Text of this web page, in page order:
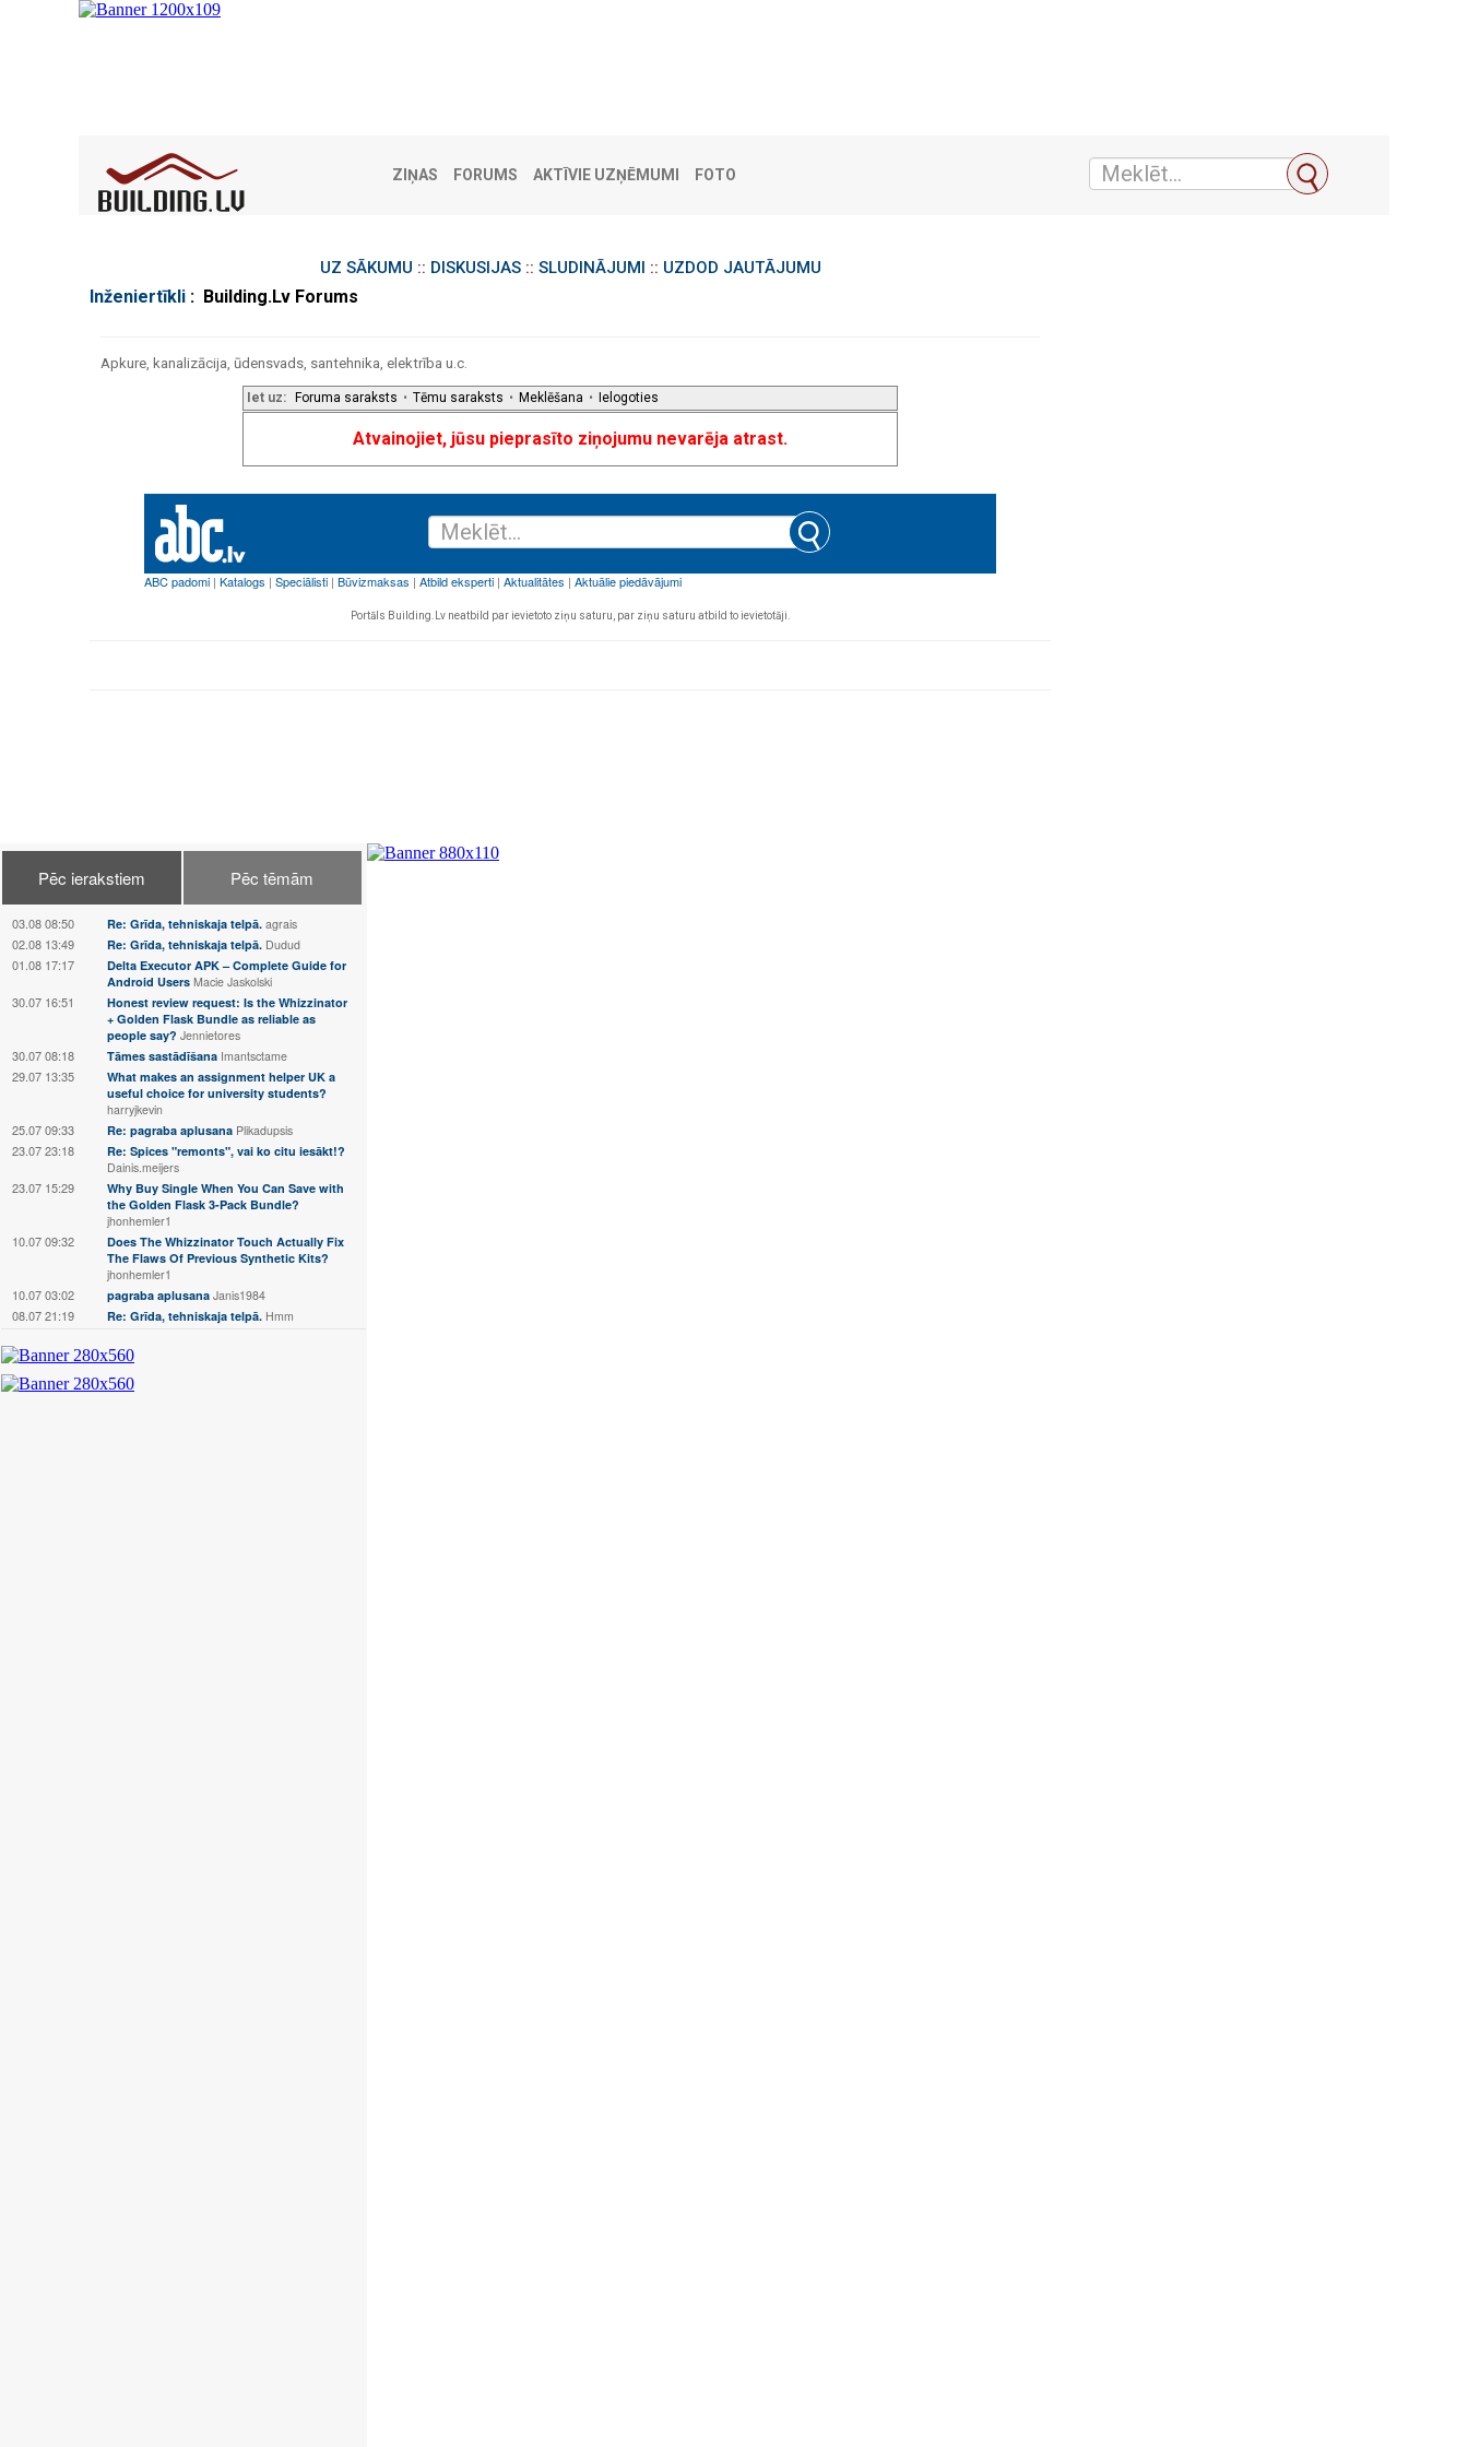
ZIŅAS FORUMS AKTĪVIE UZŅĒMUMI FOTO
UZ SĀKUMU :: DISKUSIJAS:: SLUDINĀJUMI :: UZDOD JAUTĀJUMU
Inženiertīkli : Building.Lv Forums
Apkure, kanalizācija, ūdensvads, santehnika, elektrība u.c.
Iet uz: Foruma saraksts • Tēmu saraksts • Meklēšana • Ielogoties
Atvainojiet, jūsu pieprasīto ziņojumu nevarēja atrast.
Portāls Building.Lv neatbild par ievietoto ziņu saturu, par ziņu saturu atbild to ievietotāji.
Pēc ierakstiem Pēc tēmām
03.08 08:50 Re: Grīda, tehniskaja telpā. agrais
02.08 13:49 Re: Grīda, tehniskaja telpā. Dudud
01.08 17:17
Delta Executor APK – Complete Guide for
Android Users Macie Jaskolski
30.07 16:51
Honest review request: Is the Whizzinator
+ Golden Flask Bundle as reliable as
people say? Jennietores
30.07 08:18 Tāmes sastādīšana Imantsctame
29.07 13:35
What makes an assignment helper UK a
useful choice for university students?
harryjkevin
25.07 09:33 Re: pagraba aplusana Plikadupsis
23.07 23:18
Re: Spices "remonts", vai ko citu iesākt!?
Dainis.meijers
23.07 15:29
Why Buy Single When You Can Save with
the Golden Flask 3-Pack Bundle?
jhonhemler1
10.07 09:32
Does The Whizzinator Touch Actually Fix
The Flaws Of Previous Synthetic Kits?
jhonhemler1
10.07 03:02 pagraba aplusana Janis1984
08.07 21:19 Re: Grīda, tehniskaja telpā. Hmm